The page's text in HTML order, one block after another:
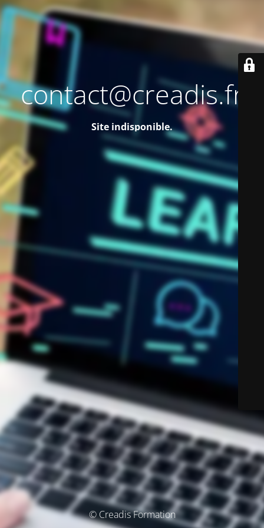
contact@creadis.fr
Site indisponible.
© Creadis Formation